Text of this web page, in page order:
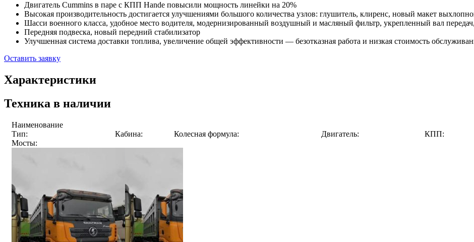
Двигатель Cummins в паре с КПП Hande повысили мощность линейки на 20%
Высокая производительность достигается улучшениями большого количества узлов: глушитель, клиренс, новый макет
Шасси военного класса, удобное место водителя, модернизированный воздушный и масляный фильтр, укрепленный вал
Передняя подвеска, новый передний стабилизатор
Улучшенная система доставки топлива, увеличение общей эффективности — безотказная работа и низкая стоимость
Оставить заявку
Характеристики
Техника в наличии
Наименование
Тип:
Кабина: Колесная формула: Двигатель:
КПП:
Мосты: